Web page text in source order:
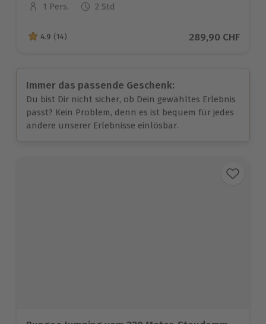
Anzahl der Teilnehmer
1 Pers. 2 Std
4.9 von 5 Sternen basierend auf 14 Bewertungen
4.9 (14) Aktueller Preis
289,90 CHF
Immer das passende Geschenk:
Du bist Dir nicht sicher, ob Dein gewähltes Erlebnis
passt? Kein Problem, denn es ist bequem für jedes
andere unserer Erlebnisse einlösbar.